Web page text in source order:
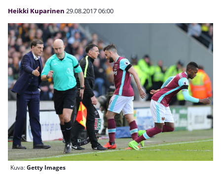
Heikki Kuparinen 29.08.201706:00
Kuva:Getty Images